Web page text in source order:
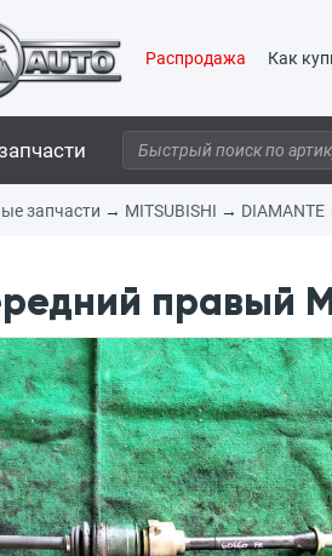
Распродажа Как
запчасти → MITSUBISHI → DIAMANTE
правый